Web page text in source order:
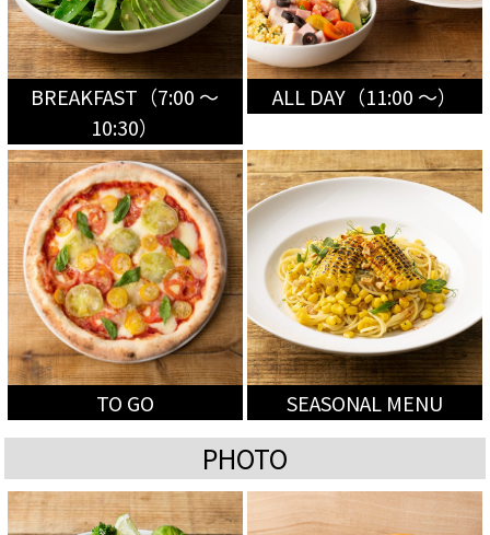
BREAKFAST（7:00 〜
10:30）
ALL DAY（11:00 〜）
TO GO SEASONAL MENU
PHOTO